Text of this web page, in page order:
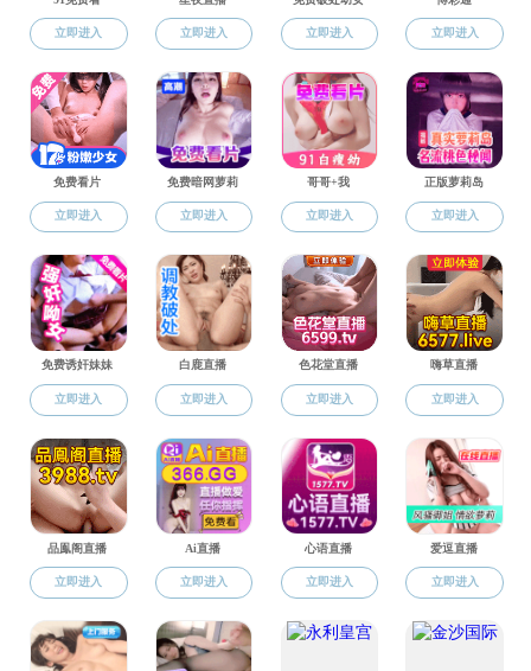
人才培养
本科教育
招生简章
培养方案
教学成果
研究生教育
教学动态
招生简章
21
2024-
21
2024-